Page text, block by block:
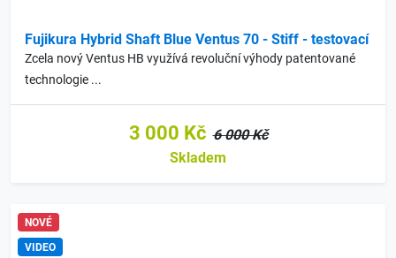
Fujikura Hybrid Shaft Blue Ventus 70 - Stiff - testovací
Zcela nový Ventus HB využívá revoluční výhody patentované
technologie ...
3 000 Kč 6 000 Kč
Skladem
NOVÉ
VIDEO